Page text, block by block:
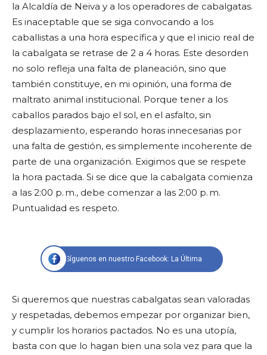
la Alcaldía de Neiva y a los operadores de cabalgatas.
Es inaceptable que se siga convocando a los
caballistas a una hora específica y que el inicio real de
la cabalgata se retrase de 2 a 4 horas. Este desorden
no solo refleja una falta de planeación, sino que
también constituye, en mi opinión, una forma de
maltrato animal institucional. Porque tener a los
caballos parados bajo el sol, en el asfalto, sin
desplazamiento, esperando horas innecesarias por
una falta de gestión, es simplemente incoherente de
parte de una organización. Exigimos que se respete
la hora pactada. Si se dice que la cabalgata comienza
a las 2:00 p. m., debe comenzar a las 2:00 p. m.
Puntualidad es respeto.
Síguenos en nuestro Facebook: La Última
Si queremos que nuestras cabalgatas sean valoradas
y respetadas, debemos empezar por organizar bien,
y cumplir los horarios pactados. No es una utopía,
basta con que lo hagan bien una sola vez para que la